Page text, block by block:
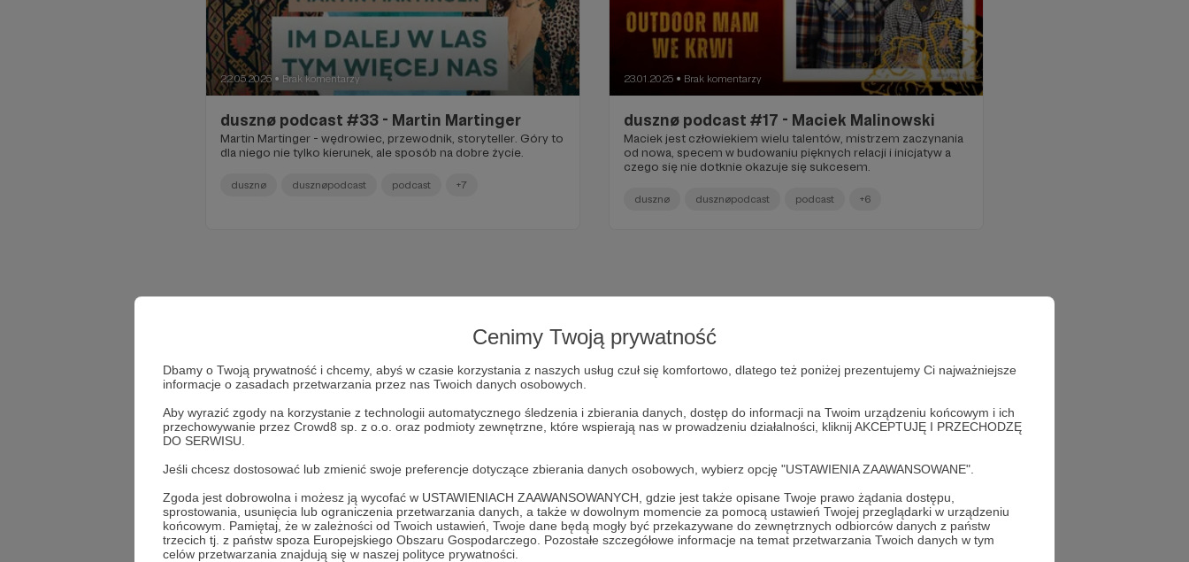
Cenimy Twoją prywatność
Dbamy o Twoją prywatność i chcemy, abyś w czasie korzystania z naszych usług czuł się komfortowo, dlatego też poniżej prezentujemy Ci najważniejsze
informacje o zasadach przetwarzania przez nas Twoich danych osobowych.
Aby wyrazić zgody na korzystanie z technologii automatycznego śledzenia i zbierania danych, dostęp do informacji na Twoim urządzeniu końcowym i ich
przechowywanie przez Crowd8 sp. z o.o. oraz podmioty zewnętrzne, które wspierają nas w prowadzeniu działalności, kliknij AKCEPTUJĘ I PRZECHODZĘ
DO SERWISU.
Jeśli chcesz dostosować lub zmienić swoje preferencje dotyczące zbierania danych osobowych, wybierz opcję "USTAWIENIA ZAAWANSOWANE".
Zgoda jest dobrowolna i możesz ją wycofać w USTAWIENIACH ZAAWANSOWANYCH, gdzie jest także opisane Twoje prawo żądania dostępu,
sprostowania, usunięcia lub ograniczenia przetwarzania danych, a także w dowolnym momencie za pomocą ustawień Twojej przeglądarki w urządzeniu
końcowym. Pamiętaj, że w zależności od Twoich ustawień, Twoje dane będą mogły być przekazywane do zewnętrznych odbiorców danych z państw
trzecich tj. z państw spoza Europejskiego Obszaru Gospodarczego. Pozostałe szczegółowe informacje na temat przetwarzania Twoich danych w tym
celów przetwarzania znajdują się w naszej polityce prywatności.
22.05.2025 ● Brak komentarzy
dusznø podcast #33 - Martin Martinger
Martin Martinger - wędrowiec, przewodnik, storyteller. Góry to
dla niego nie tylko kierunek, ale sposób na dobre życie.
dusznø dusznøpodcast podcast +7
23.01.2025 ● Brak komentarzy
dusznø podcast #17 - Maciek Malinowski
Maciek jest człowiekiem wielu talentów, mistrzem zaczynania
od nowa, specem w budowaniu pięknych relacji i inicjatyw a
czego się nie dotknie okazuje się sukcesem.
dusznø dusznøpodcast podcast +6
Dołącz do grona Patronów!
Wesprzyj działalność Autoradusznø podcastjuż teraz!